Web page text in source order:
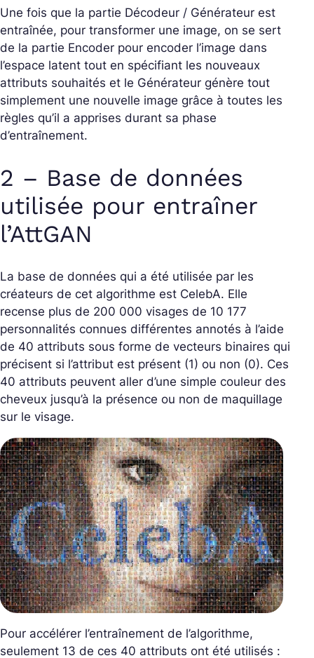
Une fois que la partie Décodeur / Générateur est
entraînée, pour transformer une image, on se sert
de la partie Encoder pour encoder l’image dans
l’espace latent tout en spécifiant les nouveaux
attributs souhaités et le Générateur génère tout
simplement une nouvelle image grâce à toutes les
règles qu’il a apprises durant sa phase
d’entraînement.
2 – Base de données
utilisée pour entraîner
l’AttGAN
La base de données qui a été utilisée par les
créateurs de cet algorithme est CelebA. Elle
recense plus de 200 000 visages de 10 177
personnalités connues différentes annotés à l’aide
de 40 attributs sous forme de vecteurs binaires qui
précisent si l’attribut est présent (1) ou non (0). Ces
40 attributs peuvent aller d’une simple couleur des
cheveux jusqu’à la présence ou non de maquillage
sur le visage.
Pour accélérer l’entraînement de l’algorithme,
seulement 13 de ces 40 attributs ont été utilisés :